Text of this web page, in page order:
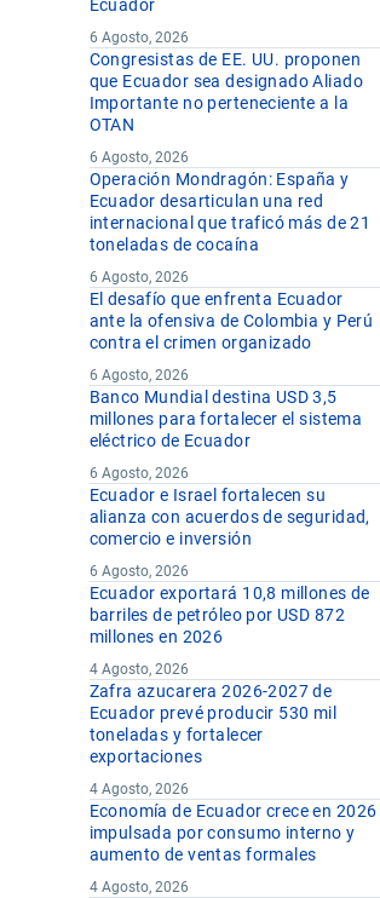
Ecuador
6 Agosto, 2026
Congresistas de EE. UU. proponen
que Ecuador sea designado Aliado
Importante no perteneciente a la
OTAN
6 Agosto, 2026
Operación Mondragón: España y
Ecuador desarticulan una red
internacional que traficó más de 21
toneladas de cocaína
6 Agosto, 2026
El desafío que enfrenta Ecuador
ante la ofensiva de Colombia y Perú
contra el crimen organizado
6 Agosto, 2026
Banco Mundial destina USD 3,5
millones para fortalecer el sistema
eléctrico de Ecuador
6 Agosto, 2026
Ecuador e Israel fortalecen su
alianza con acuerdos de seguridad,
comercio e inversión
6 Agosto, 2026
Ecuador exportará 10,8 millones de
barriles de petróleo por USD 872
millones en 2026
4 Agosto, 2026
Zafra azucarera 2026-2027 de
Ecuador prevé producir 530 mil
toneladas y fortalecer
exportaciones
4 Agosto, 2026
Economía de Ecuador crece en 2026
impulsada por consumo interno y
aumento de ventas formales
4 Agosto, 2026